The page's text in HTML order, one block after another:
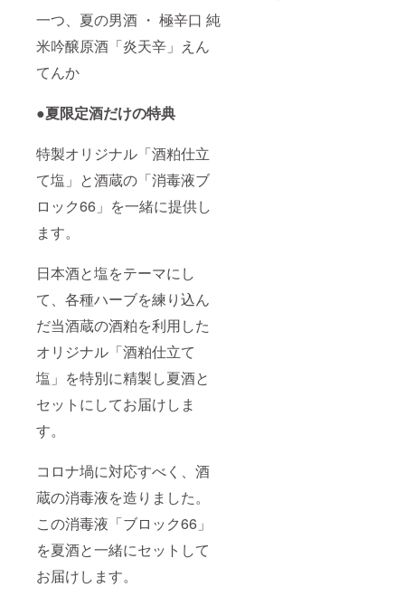
一つ、夏の男酒 ・ 極辛口 純
米吟醸原酒「炎天辛」えん
てんか
●夏限定酒だけの特典
特製オリジナル「酒粕仕立
て塩」と酒蔵の「消毒液ブ
ロック66」を一緒に提供し
ます。
日本酒と塩をテーマにし
て、各種ハーブを練り込ん
だ当酒蔵の酒粕を利用した
オリジナル「酒粕仕立て
塩」を特別に精製し夏酒と
セットにしてお届けしま
す。
コロナ堝に対応すべく、酒
蔵の消毒液を造りました。
この消毒液「ブロック66」
を夏酒と一緒にセットして
お届けします。